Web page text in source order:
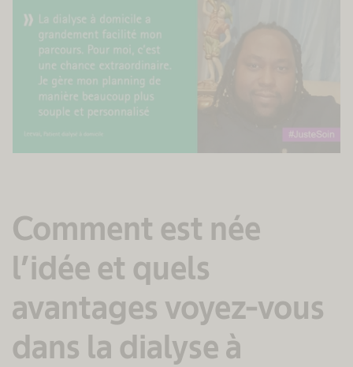
Comment est née
l’idée et quels
avantages voyez-vous
dans la dialyse à